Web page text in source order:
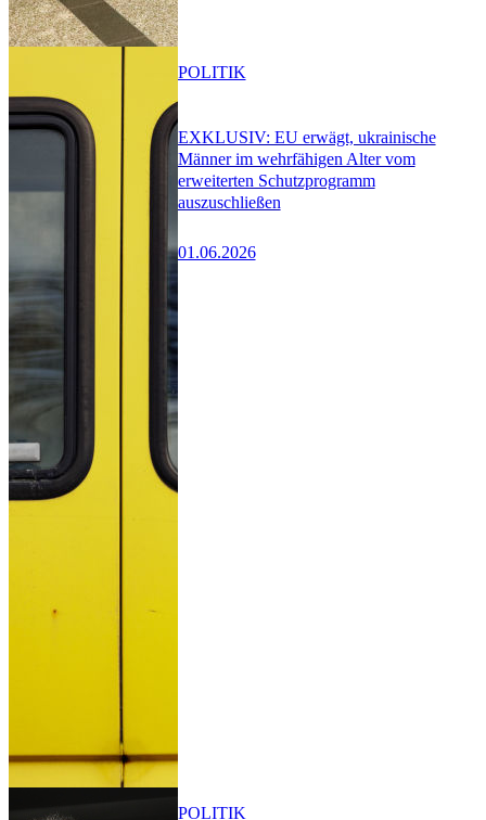
EXKLUSIV: EU erwägt, ukrainische
Männer im wehrfähigen Alter vom
erweiterten Schutzprogramm
auszuschließen
01.06.2026
POLITIK
POLITIK